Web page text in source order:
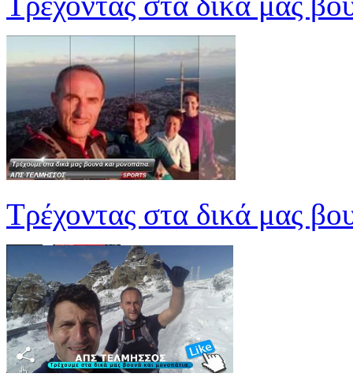
Τρέχοντας στα δικά μας